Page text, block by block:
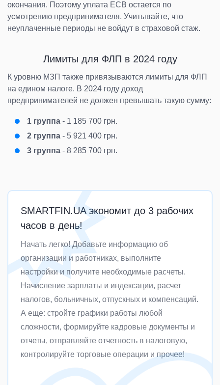
окончания. Поэтому уплата ЕСВ остается по
усмотрению предпринимателя. Учитывайте, что
неуплаченные периоды не войдут в страховой стаж.
Лимиты для ФЛП в 2024 году
К уровню МЗП также привязываются лимиты для ФЛП
на едином налоге. В 2024 году доход
предпринимателей не должен превышать такую сумму:
1 группа - 1 185 700 грн.
2 группа - 5 921 400 грн.
3 группа - 8 285 700 грн.
SMARTFIN.UA экономит до 3 рабочих
часов в день!
Начать легко! Добавьте информацию об
организации и работниках, выполните
настройки и получите необходимые расчеты.
Начисление зарплаты и индексации, расчет
налогов, больничных, отпускных и компенсаций.
А еще: стройте графики работы любой
сложности, формируйте кадровые документы и
отчеты, отправляйте отчетность в налоговую,
контролируйте торговые операции и прочее!